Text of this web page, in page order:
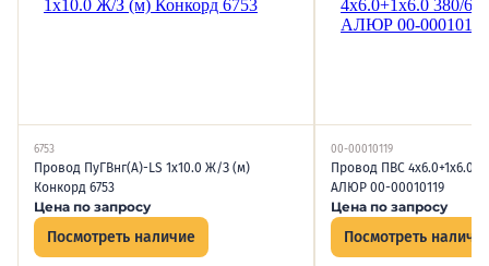
6753
Провод ПуГВнг(А)-LS 1х10.0 Ж/З (м)
Конкорд 6753
Цена по запросу
Посмотреть наличие
00-00010119
Провод ПВС 4х6.0+1х6.0
АЛЮР 00-00010119
Цена по запросу
Посмотреть